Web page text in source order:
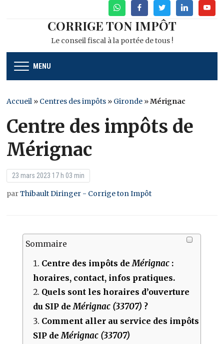
WhatsAppFacebookTwitterLinkedin
CORRIGE TON IMPÔT
Le conseil fiscal à la portée de tous !
MENU
Accueil » Centres des impôts » Gironde »Mérignac
Centre des impôts de
Mérignac
23 mars 2023 17 h 03 min
parThibault Diringer - Corrige ton Impôt
Sommaire
Centre des impôts deMérignac :
horaires, contact, infos pratiques.
Quels sont les horaires d’ouverture
du SIP deMérignac (33707) ?
Comment aller au service des impôts
SIP deMérignac (33707)